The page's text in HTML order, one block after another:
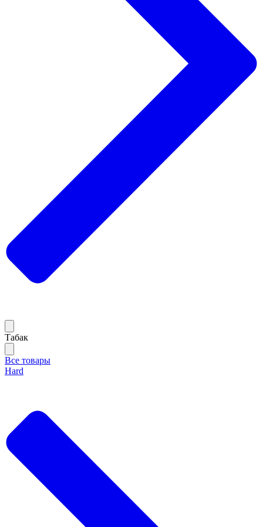
Тaбак
Все товары
Hard